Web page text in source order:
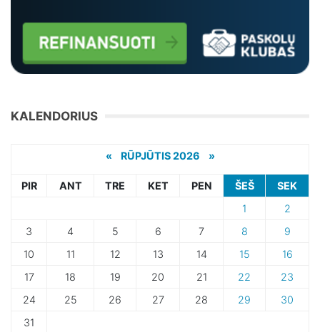
KALENDORIUS
« RŪPJŪTIS 2026 »
PIR ANT TRE KET PEN ŠEŠ
SEK
1
2
3
4 5 6 7 8
9
10
11 12 13 14 15
16
17
18 19 20 21 22
23
24
25 26 27 28 29
30
31